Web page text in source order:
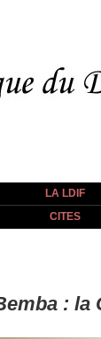
LA LDIF
CITES
: la